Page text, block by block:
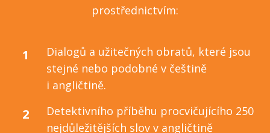
prostřednictvím:
1
Dialogů a užitečných obratů, které jsou
stejné nebo podobné v češtině
i angličtině.
2
Detektivního příběhu procvičujícího 250
nejdůležitějších slov v angličtině